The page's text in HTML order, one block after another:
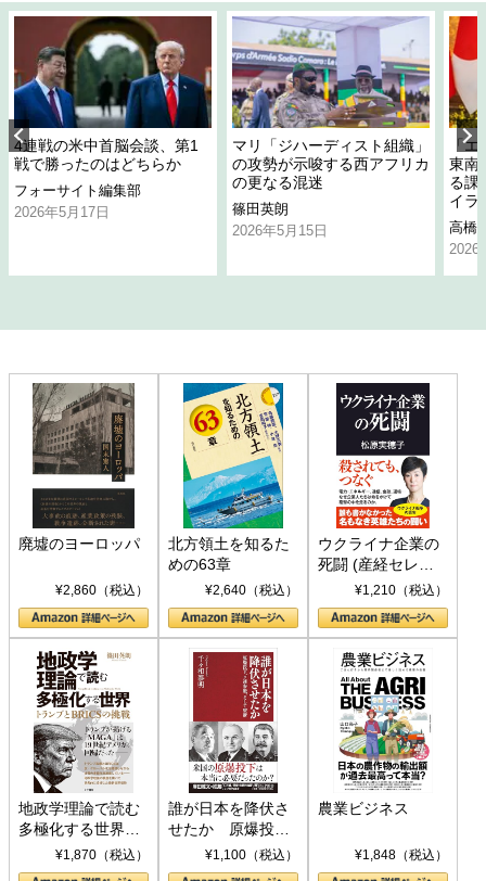
4連戦の米中首脳会談、第1
戦で勝ったのはどちらか
フォーサイト編集部
2026年5月17日
マリ「ジハーディスト組織」
の攻勢が示唆する西アフリカ
の更なる混迷
篠田英朗
2026年5月15日
「
東南
る課
イラ
高橋
2026
廃墟のヨーロッパ
¥2,860（税込）
北方領土を知るた
めの63章
¥2,640（税込）
ウクライナ企業の
死闘 (産経セレク
ト S 039)¥1,210（税込）
地政学理論で読む
多極化する世界：
トランプとBRICS
の挑戦
¥1,870（税込）
誰が日本を降伏さ
せたか 原爆投
下、ソ連参戦、そ
して聖断 (PHP新
¥1,100（税込）
農業ビジネス
¥1,848（税込）